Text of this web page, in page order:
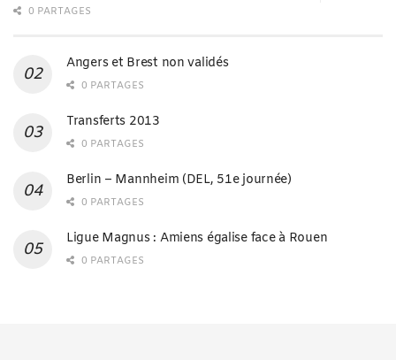
0 PARTAGES
Angers et Brest non validés
0 PARTAGES
Transferts 2013
0 PARTAGES
Berlin – Mannheim (DEL, 51e journée)
0 PARTAGES
Ligue Magnus : Amiens égalise face à Rouen
0 PARTAGES